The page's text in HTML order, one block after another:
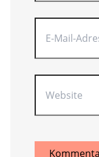
E-
Mail-
Website